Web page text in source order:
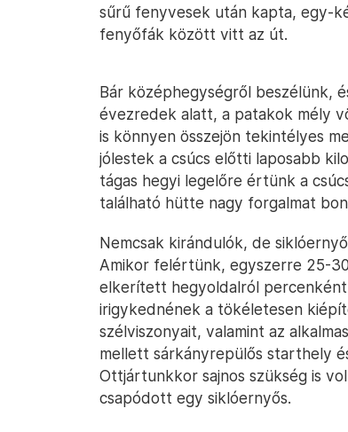
sűrű fenyvesek után kapta, egy-
fenyőfák között vitt az út.
Bár középhegységről beszélünk,
évezredek alatt, a patakok mély
is könnyen összejön tekintélyes
jólestek a csúcs előtti laposabb
tágas hegyi legelőre értünk a
található hütte nagy forgalmat
Nemcsak kirándulók, de
Amikor felértünk, egyszerre 25-
elkerített hegyoldalról
irigykednének a tökéletesen
szélviszonyait, valamint az
mellett sárkányrepülős starthely
Ottjártunkkor sajnos szükség is
csapódott egy siklóernyős.